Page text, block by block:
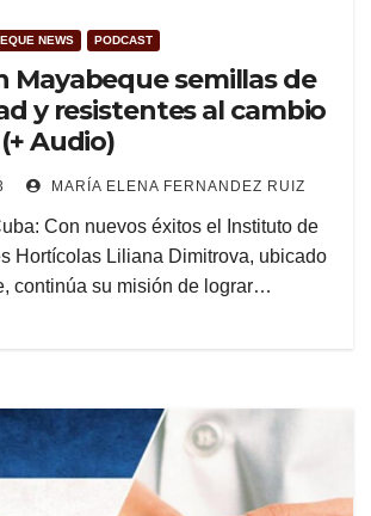
NEWS PODCAST
Mayabeque semillas de
y resistentes al cambio
Audio)
MARÍA ELENA FERNANDEZ RUIZ
Con nuevos éxitos el Instituto de
Hortícolas Liliana Dimitrova, ubicado
continúa su misión de lograr…